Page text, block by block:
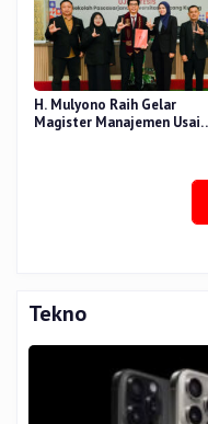
H. Mulyono Raih Gelar
Magister Manajemen Usai
Tekno